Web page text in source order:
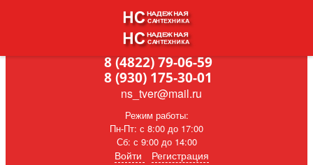
8 (4822) 79-06-59
8 (930) 175-30-01
ns_tver@mail.ru
Режим работы:
Пн-Пт: с 8:00 до 17:00
Сб: с 9:00 до 14:00
Войти Регистрация